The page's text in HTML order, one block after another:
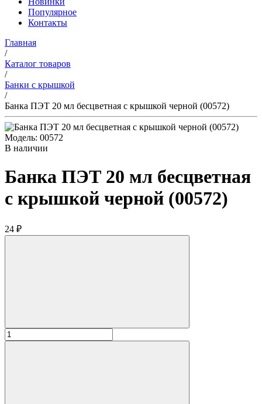
Популярное
Контакты
Главная
/
Каталог товаров
/
Банки с крышкой
/
Банка ПЭТ 20 мл бесцветная с крышкой черной (00572)
Модель: 00572
В наличии
Банка ПЭТ 20 мл бесцветная
с крышкой черной (00572)
24 ₽